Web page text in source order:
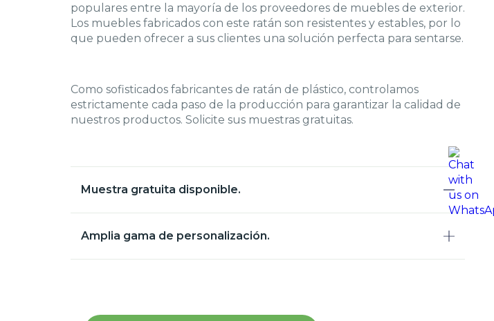
populares entre la mayoría de los proveedores de muebles de exterior.
Los muebles fabricados con este ratán son resistentes y estables, por lo
que pueden ofrecer a sus clientes una solución perfecta para sentarse.
Como sofisticados fabricantes de ratán de plástico, controlamos
estrictamente cada paso de la producción para garantizar la calidad de
nuestros productos. Solicite sus muestras gratuitas.
Muestra gratuita disponible.
Amplia gama de personalización.